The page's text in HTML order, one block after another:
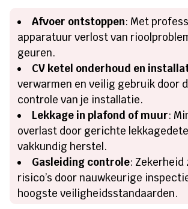
Afvoer ontstoppen: Met
apparatuur verlost van
geuren.
CV ketel onderhoud en
verwarmen en veilig gebruik door
controle van je installatie.
Lekkage in plafond of muur:
overlast door gerichte
vakkundig herstel.
Gasleiding controle: Zekerheid
risico’s door nauwkeurige
hoogste veiligheidsstandaarden.